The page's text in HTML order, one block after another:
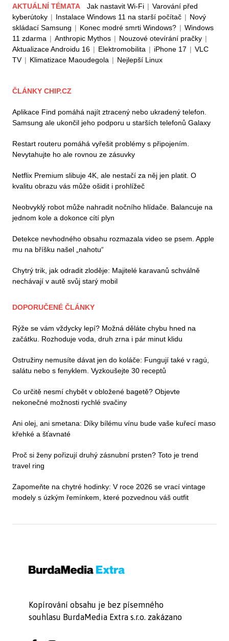
AKTUÁLNÍ TÉMATA Jak nastavit Wi-Fi | Varování před
kyberútoky | Instalace Windows 11 na starší počítač | Nový
skládací Samsung | Konec modré smrti Windows? | Windows
11 zdarma | Anthropic Mythos | Nouzové otevírání pračky |
Aktualizace Androidu 16 | Elektromobilita | iPhone 17 | VLC
TV | Klimatizace Maoudegola | Nejlepší Linux
ČLÁNKY CHIP.CZ
Aplikace Find pomáhá najít ztracený nebo ukradený telefon.
Samsung ale ukončil jeho podporu u starších telefonů Galaxy
Restart routeru pomáhá vyřešit problémy s připojením.
Nevytahujte ho ale rovnou ze zásuvky
Netflix Premium slibuje 4K, ale nestačí za něj jen platit. O
kvalitu obrazu vás může ošidit i prohlížeč
Neobvyklý robot může nahradit nočního hlídače. Balancuje na
jednom kole a dokonce cítí plyn
Detekce nevhodného obsahu rozmazala video se psem. Apple
mu na bříšku našel „nahotu“
Chytrý trik, jak odradit zloděje: Majitelé karavanů schválně
nechávají v autě svůj starý mobil
DOPORUČENÉ ČLÁNKY
Rýže se vám vždycky lepí? Možná děláte chybu hned na
začátku. Rozhoduje voda, druh zrna i pár minut klidu
Ostružiny nemusíte dávat jen do koláče: Fungují také v ragú,
salátu nebo s fenyklem. Vyzkoušejte 30 receptů
Co určitě nesmí chybět v obložené bagetě? Objevte
nekonečné možnosti rychlé svačiny
Ani olej, ani smetana: Díky bílému vínu bude vaše kuřecí maso
křehké a šťavnaté
Proč si ženy pořizují druhý zásnubní prsten? Toto je trend
travel ring
Zapomeňte na chytré hodinky: V roce 2026 se vrací vintage
modely s úzkým řemínkem, které pozvednou váš outfit
Kopírování obsahu je bez písemného
souhlasu BurdaMedia Extra s.r.o. zakázano